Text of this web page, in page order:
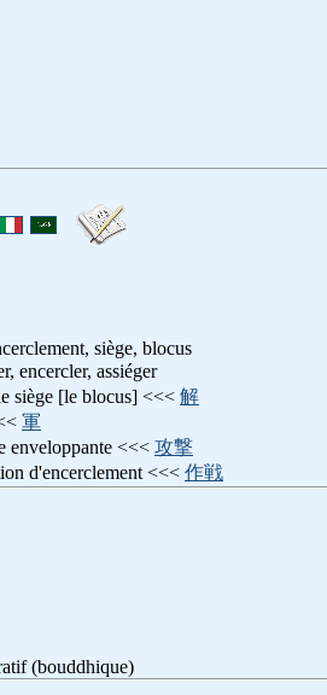
siège, blocus
encercler, assiéger
siège [le blocus] <<< 解
軍
enveloppante <<< 攻撃
d'encerclement <<< 作戦
(bouddhique)